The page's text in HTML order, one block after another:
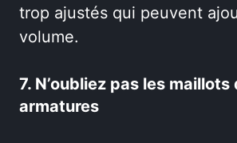
trop ajustés qui peuvent
volume.
7. N’oubliez pas les
armatures